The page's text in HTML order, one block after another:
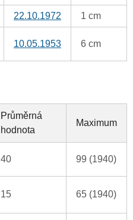
22.10.1972 1 cm
10.05.1953 6 cm
Průměrná
hodnota
Maximum
40 99 (1940)
15 65 (1940)